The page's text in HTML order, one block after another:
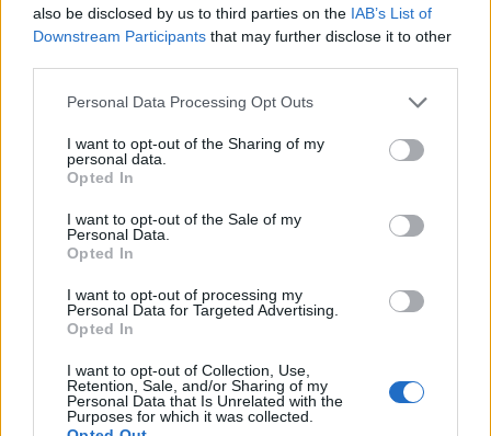
also be disclosed by us to third parties on the IAB’s List of
Downstream Participants that may further disclose it to other
Please note that this website/app uses one or more Google
not limited to your visit or usage behaviour. You may click to
grant or deny consent to Google and its third-party tags to
use your data for below specified purposes in below Google
consent section.
Personal Data Processing Opt Outs
I want to opt-out of the Sharing of my
personal data.
Opted In
I want to opt-out of the Sale of my
Personal Data.
Opted In
I want to opt-out of processing my
Personal Data for Targeted Advertising.
Opted In
I want to opt-out of Collection, Use,
Retention, Sale, and/or Sharing of my
Personal Data that Is Unrelated with the
Purposes for which it was collected.